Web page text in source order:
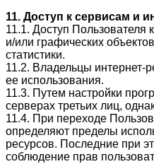
11. Доступ к сервисам и
11.1. Доступ Пользователя
и/или графических
статистики.
11.2. Владельцы интернет-
ее использования.
11.3. Путем настройки
серверах третьих лиц,
11.4. При переходе
определяют пределы
ресурсов. Последние при
соблюдение прав